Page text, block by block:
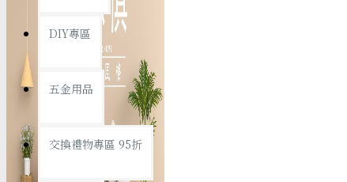
個人衛浴用品
浴室置物/收納
DIY專區
五金用品
交換禮物專區 95折